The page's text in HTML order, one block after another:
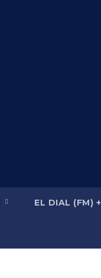
EL DIAL (FM) +